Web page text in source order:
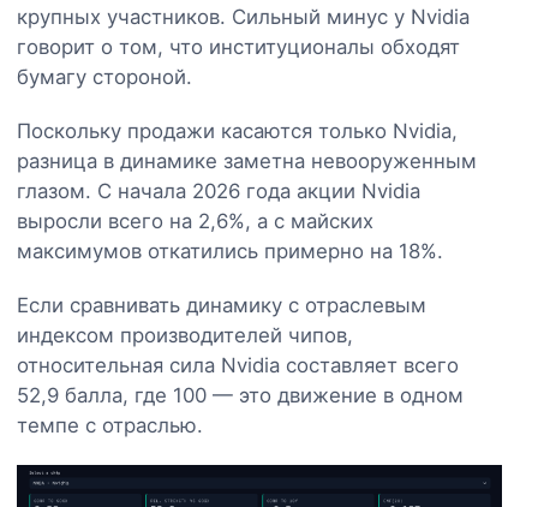
крупных участников. Сильный минус у Nvidia
говорит о том, что институционалы обходят
бумагу стороной.
Поскольку продажи касаются только Nvidia,
разница в динамике заметна невооруженным
глазом. С начала 2026 года акции Nvidia
выросли всего на 2,6%, а с майских
максимумов откатились примерно на 18%.
Если сравнивать динамику с отраслевым
индексом производителей чипов,
относительная сила Nvidia составляет всего
52,9 балла, где 100 — это движение в одном
темпе с отраслью.